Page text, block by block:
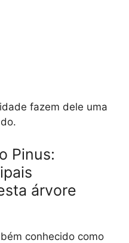
fazem dele uma
Pinus:
árvore
conhecido como